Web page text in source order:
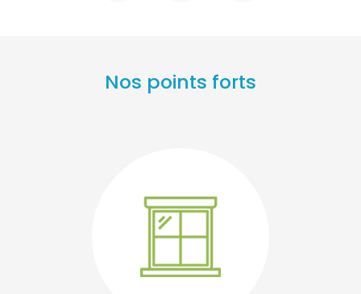
Nos points forts